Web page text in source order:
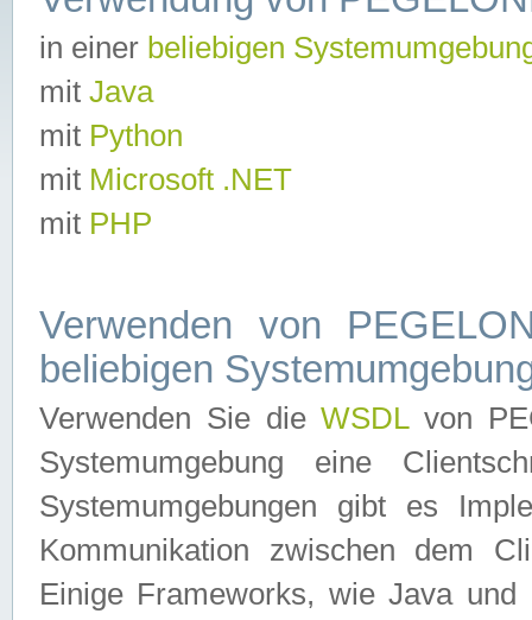
in einer beliebigen
mit Java
mit Python
mit Microsoft .NET
mit PHP
Verwenden von
beliebigen
Verwenden Sie dieWSDLvon
Systemumgebung eine
Systemumgebungen gibt es
Kommunikation zwischen dem
Einige Frameworks, wie Java